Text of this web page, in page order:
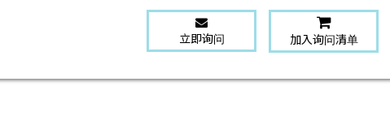
立即询问 加入询问清单